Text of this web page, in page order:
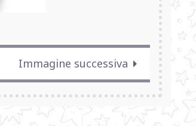
Immagine successiva